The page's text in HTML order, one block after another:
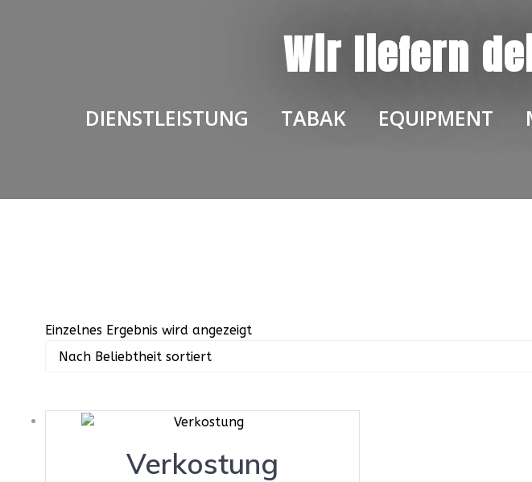
Wir liefern
DIENSTLEISTUNG TABAK EQUIPMENT
Einzelnes Ergebnis wird angezeigt
Verkostung